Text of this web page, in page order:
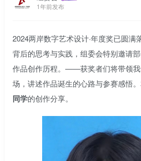
1年前发布
2024两岸数字艺术设计·年度奖已圆满
背后的思考与实践，组委会特别邀请
作品创作历程。——获奖者们将带领
场，讲述作品诞生的心路与参赛感悟
同学的创作分享。